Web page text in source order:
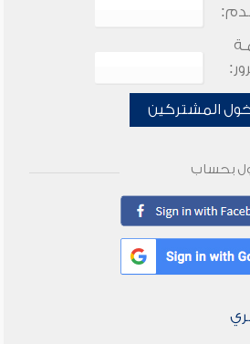
المشتركين
بحساب